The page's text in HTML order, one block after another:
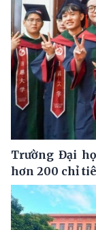
Trường Đại
hơn 200 chỉ